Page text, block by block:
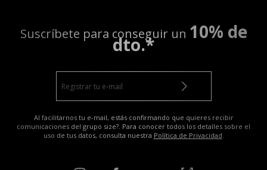
Suscríbete para conseguir un 10% de
dto.*
Al facilitarnos tu e-mail, estás confirmando que quieres recibir
comunicaciones del grupo size?. Para conocer todos los detalles sobre el
uso de tus datos, consulta nuestra Política de Privacidad.